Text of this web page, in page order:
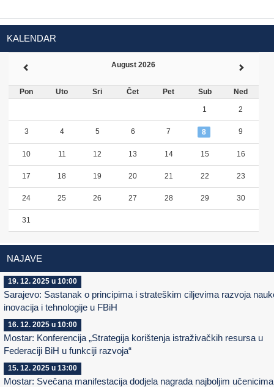
KALENDAR
August 2026
Pon Uto Sri Čet Pet Sub Ned
1 2
3 4 5 6 7 8 9
10 11 12 13 14 15 16
17 18 19 20 21 22 23
24 25 26 27 28 29 30
31
NAJAVE
19. 12. 2025 u 10:00
Sarajevo: Sastanak o principima i strateškim ciljevima razvoja
inovacija i tehnologije u FBiH
16. 12. 2025 u 10:00
Mostar: Konferencija „Strategija korištenja istraživačkih resursa u
Federaciji BiH u funkciji razvoja“
15. 12. 2025 u 13:00
Mostar: Svečana manifestacija dodjela nagrada najboljim